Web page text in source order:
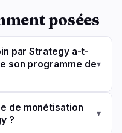
posées
par Strategy a-t-
son programme de▾
de monétisation
?
▾